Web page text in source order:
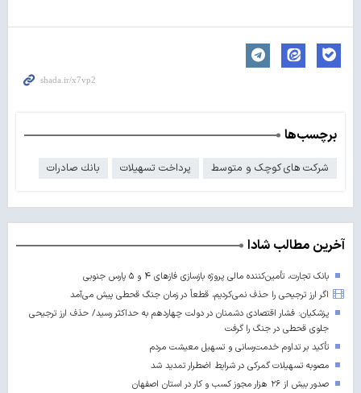
برچسب‌ها
شرکت های کوچک و متوسط پرداخت تسهیلات بانك صادرات
آخرین مطالب شادا
بانک تجارت، تأمین‌کننده مالی پروژه بازسازی فازهای ۴ و ۵ پارس جنوبی
اگر ارز ترجیحی را حذف نمی‌کردیم، قطعاً در زمان جنگ قحطی پیش می‌آمد
پزشکیان: فشار اقتصادی دشمنان در دولت چهاردهم به حداکثر رسید/ حذف ارز ترجیحی
جلوی قحطی در جنگ را گرفت
تأکید بر تداوم خدمت‌رسانی و تسهیل معیشت مردم
مصوبه تسهیلات گمرکی در شرایط اضطرار تمدید شد
صدور بیش از ۲۶ هزار مجوز کسب‌ و کار در استان اصفهان